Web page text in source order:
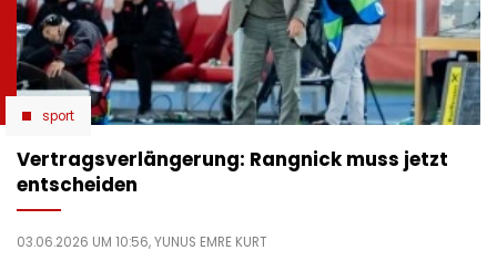
sport
Vertragsverlängerung: Rangnick muss jetzt
entscheiden
03.06.2026 UM 10:56,YUNUS EMRE KURT